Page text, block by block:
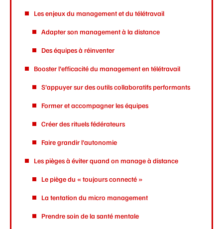
Les enjeux du management et du télétravail
Adapter son management à la distance
Des équipes à réinventer
Booster l’efficacité du management en télétravail
S’appuyer sur des outils collaboratifs performants
Former et accompagner les équipes
Créer des rituels fédérateurs
Faire grandir l’autonomie
Les pièges à éviter quand on manage à distance
Le piège du « toujours connecté »
La tentation du micro management
Prendre soin de la santé mentale